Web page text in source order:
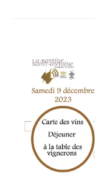
FAME,
TOURISM
TOURISM
TOUR
MOVIE
CLUB
TASTING
VOUCHER,
CÔTES-
DE-
PROVENCE ,
DOMAINE
VITICOLE,